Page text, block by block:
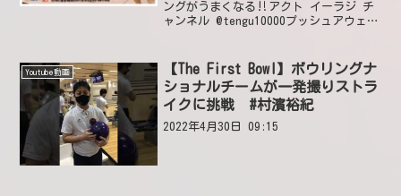
ングがうまくなる‼アクト イーラジ チ
ャンネル @tengu10000プッシュアウェイ
歩きになると自分は、そんな感じで...
Youtube動画
【The First Bowl】ボウリングナ
ショナルチームが一発撮りストラ
イクに挑戦 #村濱裕紀
2022年4月30日 09:15